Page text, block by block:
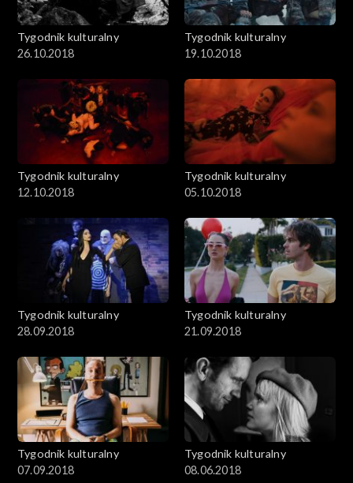
Tygodnik kulturalny
26.10.2018
Tygodnik kulturalny
19.10.2018
Tygodnik kulturalny
12.10.2018
Tygodnik kulturalny
05.10.2018
Tygodnik kulturalny
28.09.2018
Tygodnik kulturalny
21.09.2018
Tygodnik kulturalny
07.09.2018
Tygodnik kulturalny
08.06.2018